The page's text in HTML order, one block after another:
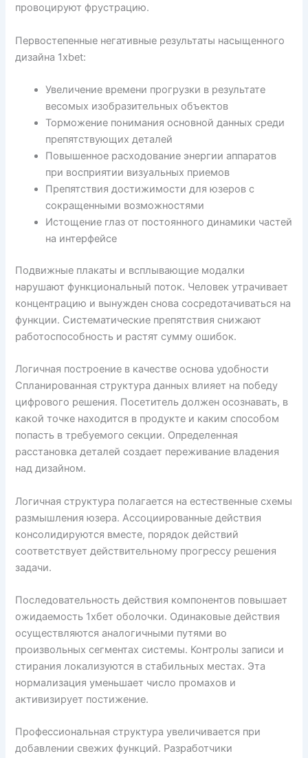
провоцируют фрустрацию.
Первостепенные негативные результаты насыщенного
дизайна 1xbet:
Увеличение времени прогрузки в результате
весомых изобразительных объектов
Торможение понимания основной данных среди
препятствующих деталей
Повышенное расходование энергии аппаратов
при восприятии визуальных приемов
Препятствия достижимости для юзеров с
сокращенными возможностями
Истощение глаз от постоянного динамики частей
на интерфейсе
Подвижные плакаты и всплывающие модалки
нарушают функциональный поток. Человек утрачивает
концентрацию и вынужден снова сосредотачиваться на
функции. Систематические препятствия снижают
работоспособность и растят сумму ошибок.
Логичная построение в качестве основа удобности
Спланированная структура данных влияет на победу
цифрового решения. Посетитель должен осознавать, в
какой точке находится в продукте и каким способом
попасть в требуемого секции. Определенная
расстановка деталей создает переживание владения
над дизайном.
Логичная структура полагается на естественные схемы
размышления юзера. Ассоциированные действия
консолидируются вместе, порядок действий
соответствует действительному прогрессу решения
задачи.
Последовательность действия компонентов повышает
ожидаемость 1хбет оболочки. Одинаковые действия
осуществляются аналогичными путями во
произвольных сегментах системы. Контролы записи и
стирания локализуются в стабильных местах. Эта
нормализация уменьшает число промахов и
активизирует постижение.
Профессиональная структура увеличивается при
добавлении свежих функций. Разработчики